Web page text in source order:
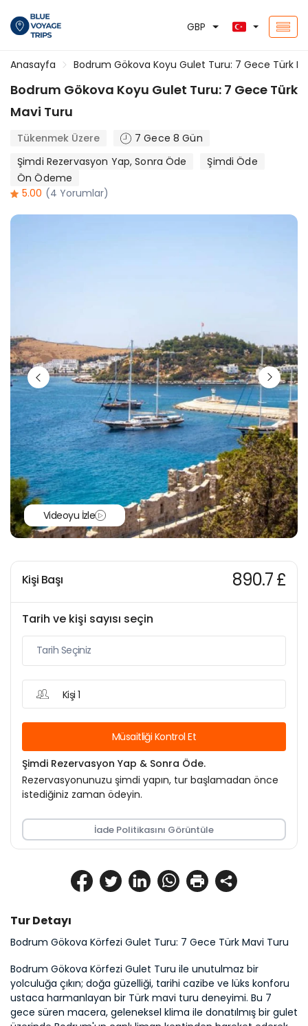
GBP
Anasayfa Bodrum Gökova Koyu Gulet Turu: 7 Gece Türk
Bodrum Gökova Koyu Gulet Turu: 7 Gece Türk
Mavi Turu
Tükenmek Üzere
7 Gece 8 Gün
Şimdi Rezervasyon Yap, Sonra Öde
Şimdi Öde
Ön Ödeme
5.00 (4 Yorumlar)
Tur Detayı
Bodrum Gökova Körfezi Gulet Turu: 7 Gece Türk Mavi Turu
Bodrum Gökova Körfezi Gulet Turu ile unutulmaz bir
yolculuğa çıkın; doğa güzelliği, tarihi cazibe ve lüks konforu
ustaca harmanlayan bir Türk mavi turu deneyimi. Bu 7
gece süren macera, geleneksel klima ile donatılmış bir gulet
Videoyu İzle
Kişi Başı 890.7 £
Tarih ve kişi sayısı seçin
Kişi 1
Müsaitliği Kontrol Et
Şimdi Rezervasyon Yap & Sonra Öde.
Rezervasyonunuzu şimdi yapın, tur başlamadan önce
istediğiniz zaman ödeyin.
İade Politikasını Görüntüle